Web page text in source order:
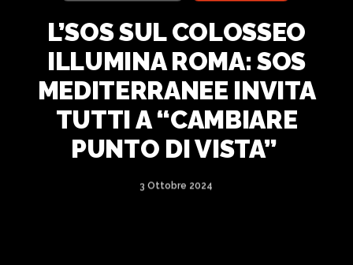
L’SOS SUL COLOSSEO
ILLUMINA ROMA: SOS
MEDITERRANEE INVITA
TUTTI A “CAMBIARE
PUNTO DI VISTA”
3 Ottobre 2024